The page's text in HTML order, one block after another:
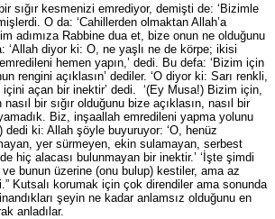
sığır kesmenizi emrediyor, demişti de: ‘Bizimle
O da: ‘Cahillerden olmaktan Allah’a
adımıza Rabbine dua et, bize onun ne olduğunu
‘Allah diyor ki: O, ne yaşlı ne de körpe; ikisi
hemen yapın,’ dedi. Bu defa: ‘Bizim için
rengini açıklasın’ dediler. ‘O diyor ki: Sarı renkli,
açan bir inektir’ dedi. ‘(Ey Musa!) Bizim için,
bir sığır olduğunu bize açıklasın, nasıl bir
Biz, inşaallah emredileni yapma yolunu
dedi ki: Allah şöyle buyuruyor: ‘O, henüz
yer sürmeyen, ekin sulamayan, serbest
hiç alacası bulunmayan bir inektir.’ ‘İşte şimdi
ve bunun üzerine (onu bulup) kestiler, ama az
Kutsalı korumak için çok direndiler ama sonunda
şeyin ne kadar anlamsız olduğunu en
anladılar.